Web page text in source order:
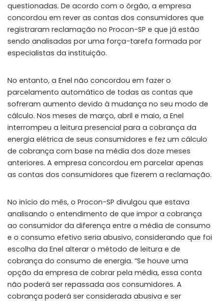
questionadas. De acordo com o órgão, a empresa
concordou em rever as contas dos consumidores que
registraram reclamação no Procon-SP e que já estão
sendo analisadas por uma força-tarefa formada por
especialistas da instituição.
No entanto, a Enel não concordou em fazer o
parcelamento automático de todas as contas que
sofreram aumento devido à mudança no seu modo de
cálculo. Nos meses de março, abril e maio, a Enel
interrompeu a leitura presencial para a cobrança da
energia elétrica de seus consumidores e fez um cálculo
de cobrança com base na média dos doze meses
anteriores. A empresa concordou em parcelar apenas
as contas dos consumidores que fizerem a reclamação.
No início do mês, o Procon-SP divulgou que estava
analisando o entendimento de que impor a cobrança
ao consumidor da diferença entre a média de consumo
e o consumo efetivo seria abusivo, considerando que foi
escolha da Enel alterar o método de leitura e de
cobrança do consumo de energia. “Se houve uma
opção da empresa de cobrar pela média, essa conta
não poderá ser repassada aos consumidores. A
cobrança poderá ser considerada abusiva e ser